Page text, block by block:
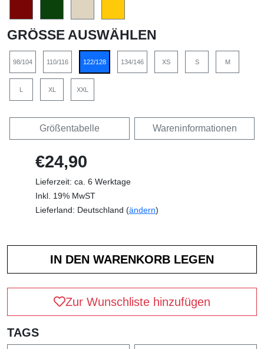
GRÖSSE AUSWÄHLEN
98/104 110/116 122/128 134/146 XS S M
L XL XXL
Größentabelle Wareninformationen
€24,90
Lieferzeit: ca. 6 Werktage
Inkl. 19% MwST
Lieferland: Deutschland (ändern)
Zur Wunschliste hinzufügen
TAGS